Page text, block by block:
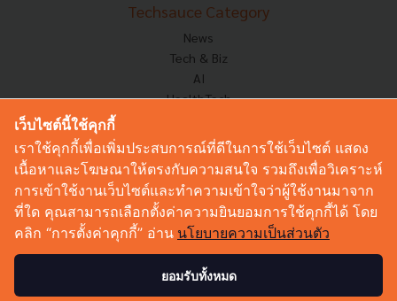
Techsauce Category
News
Tech & Biz
AI
HealthTech
Corp Innov
Saucy Thoughts
Sustainable
Videos
Podcast
เว็บไซต์นี้ใช้คุกกี้
เราใช้คุกกี้เพื่อเพิ่มประสบการณ์ที่ดีในการใช้เว็บไซต์ แสดง
เนื้อหาและโฆษณาให้ตรงกับความสนใจ รวมถึงเพื่อวิเคราะห์
การเข้าใช้งานเว็บไซต์และทำความเข้าใจว่าผู้ใช้งานมาจาก
ที่ใด คุณสามารถเลือกตั้งค่าความยินยอมการใช้คุกกี้ได้ โดย
คลิก “การตั้งค่าคุกกี้” อ่าน นโยบายความเป็นส่วนตัว
ยอมรับทั้งหมด